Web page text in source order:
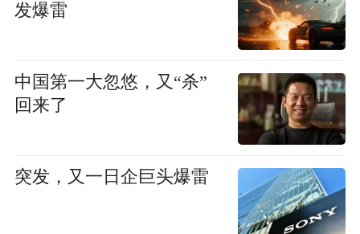
发爆雷
中国第一大忽悠，又“杀”
回来了
突发，又一日企巨头爆雷